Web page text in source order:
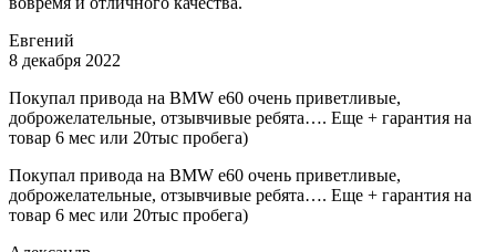
Евгений
8 декабря 2022
Покупал привода на BMW e60 очень приветливые,
доброжелательные, отзывчивые ребята…. Еще + гарантия на
товар 6 мес или 20тыс пробега)
Покупал привода на BMW e60 очень приветливые,
доброжелательные, отзывчивые ребята…. Еще + гарантия на
товар 6 мес или 20тыс пробега)